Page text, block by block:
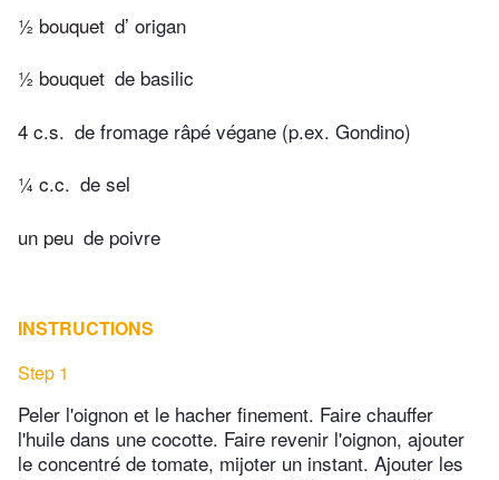
½ bouquet d’ origan
½ bouquet de basilic
4 c.s. de fromage râpé végane (p.ex. Gondino)
¼ c.c. de sel
un peu de poivre
INSTRUCTIONS
Step 1
Peler l'oignon et le hacher finement. Faire chauffer
l'huile dans une cocotte. Faire revenir l'oignon, ajouter
le concentré de tomate, mijoter un instant. Ajouter les